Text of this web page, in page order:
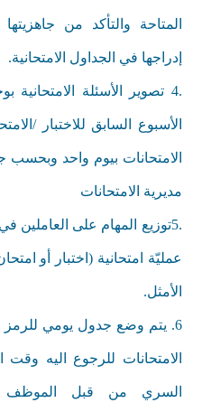
المتاحة والتأكد من جاهزيتها
إدراجها في الجداول الامتحانية.
4. تصوير الأسئلة
الأسبوع السابق للاختبار /
الامتحانات بيوم واحد
مديرية الامتحانات
5.توزيع المهام على العاملين
عمليّة امتحانية (اختبار أو
الأمثل.
6. يتم وضع جدول يومي للرمز
الامتحانات للرجوع اليه
السري من قبل الموظف